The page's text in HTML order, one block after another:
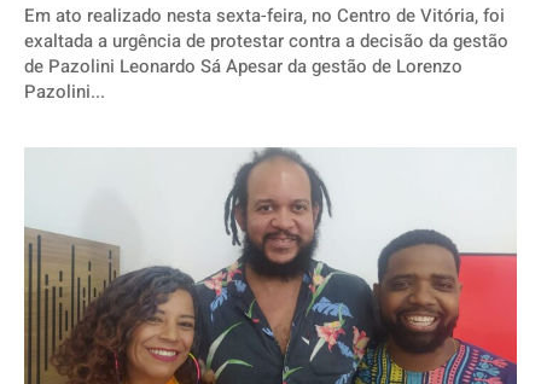
Em ato realizado nesta sexta-feira, no Centro de Vitória, foi
exaltada a urgência de protestar contra a decisão da gestão
de Pazolini Leonardo Sá Apesar da gestão de Lorenzo
Pazolini...